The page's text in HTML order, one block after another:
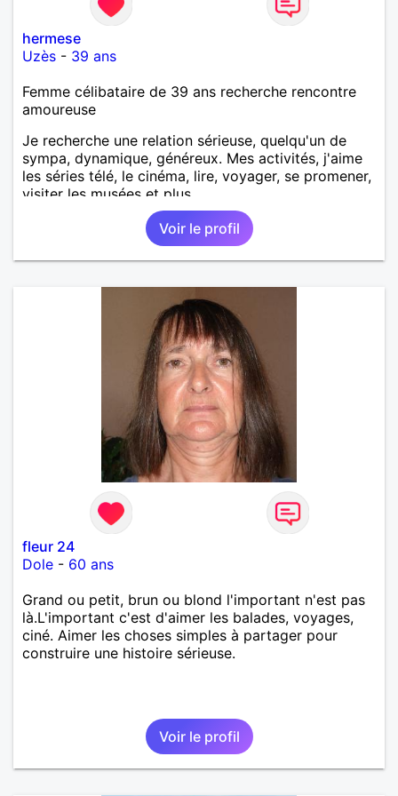
hermese
Uzès - 39 ans
Femme célibataire de 39 ans recherche rencontre
amoureuse
Je recherche une relation sérieuse, quelqu'un de
sympa, dynamique, généreux. Mes activités, j'aime
les séries télé, le cinéma, lire, voyager, se promener,
visiter les musées et plus.
Voir le profil
fleur 24
Dole - 60 ans
Grand ou petit, brun ou blond l'important n'est pas
là.L'important c'est d'aimer les balades, voyages,
ciné. Aimer les choses simples à partager pour
construire une histoire sérieuse.
Voir le profil